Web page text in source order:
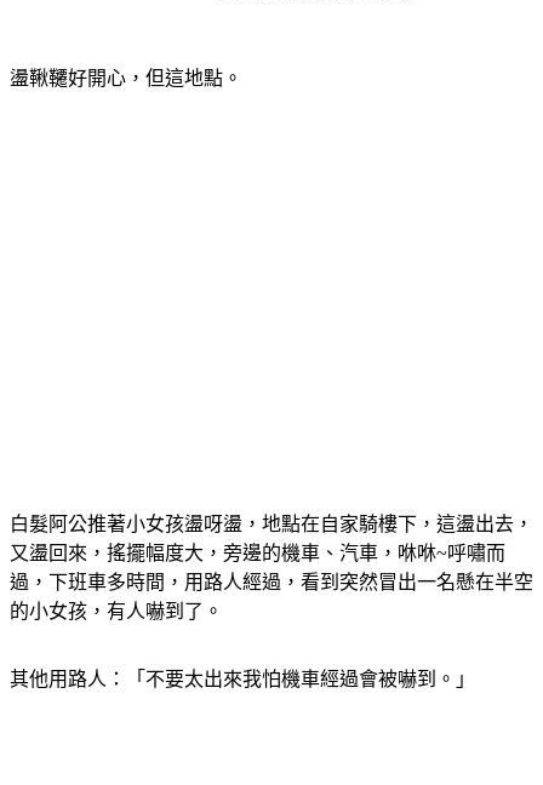
盪鞦韆好開心，但這地點。
白髮阿公推著小女孩盪呀盪，地點在自家騎樓下，這盪出去，
又盪回來，搖擺幅度大，旁邊的機車、汽車，咻咻~呼嘯而
過，下班車多時間，用路人經過，看到突然冒出一名懸在半空
的小女孩，有人嚇到了。
其他用路人：「不要太出來我怕機車經過會被嚇到。」